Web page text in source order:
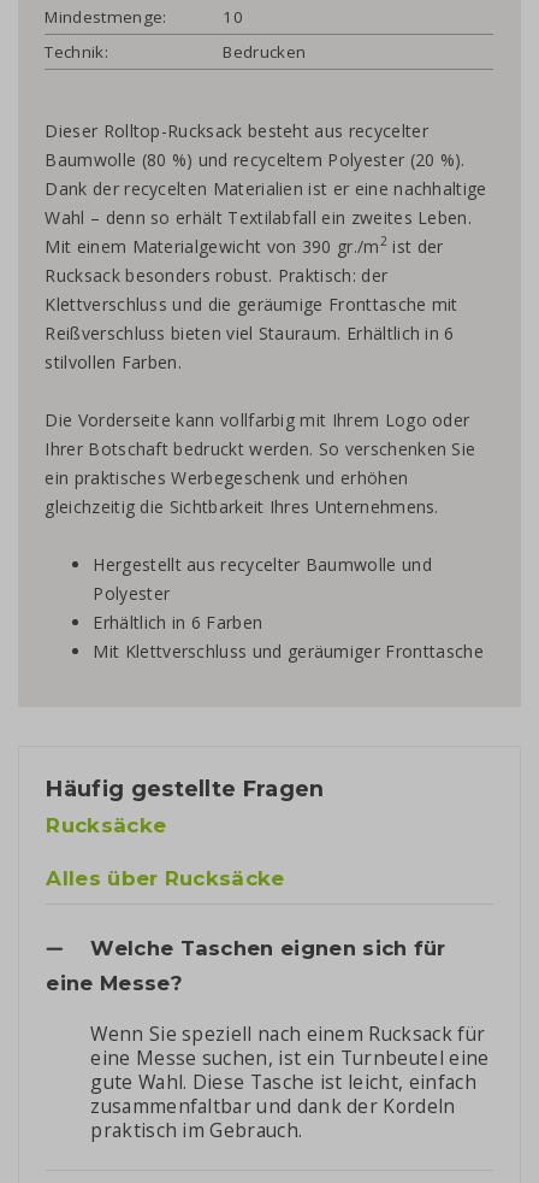
Mindestmenge:
10
Technik:
Bedrucken
Dieser Rolltop-Rucksack besteht aus recycelter
Baumwolle (80 %) und recyceltem Polyester (20 %).
Dank der recycelten Materialien ist er eine nachhaltige
Wahl – denn so erhält Textilabfall ein zweites Leben.
Mit einem Materialgewicht von 390 gr./m2ist der
Rucksack besonders robust. Praktisch: der
Klettverschluss und die geräumige Fronttasche mit
Reißverschluss bieten viel Stauraum. Erhältlich in 6
stilvollen Farben.
Die Vorderseite kann vollfarbig mit Ihrem Logo oder
Ihrer Botschaft bedruckt werden. So verschenken Sie
ein praktisches Werbegeschenk und erhöhen
gleichzeitig die Sichtbarkeit Ihres Unternehmens.
Hergestellt aus recycelter Baumwolle und
Polyester
Erhältlich in 6 Farben
Mit Klettverschluss und geräumiger Fronttasche
Häufig gestellte Fragen
Rucksäcke
Alles über Rucksäcke
Welche Taschen eignen sich für
eine Messe?
Wenn Sie speziell nach einem Rucksack für
eine Messe suchen, ist ein Turnbeutel eine
gute Wahl. Diese Tasche ist leicht, einfach
zusammenfaltbar und dank der Kordeln
praktisch im Gebrauch.